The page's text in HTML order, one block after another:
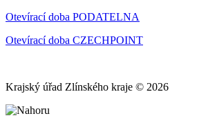
Otevírací doba PODATELNA
Otevírací doba CZECHPOINT
Krajský úřad Zlínského kraje © 2026